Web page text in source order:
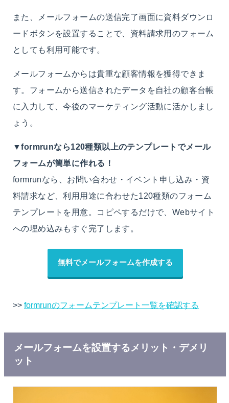
また、メールフォームの送信完了画面に資料ダウンロ
ードボタンを設置することで、資料請求用のフォーム
としても利用可能です。
メールフォームからは貴重な顧客情報を獲得できま
す。フォームから送信されたデータを自社の顧客台帳
に入力して、今後のマーケティング活動に活かしまし
ょう。
▼formrunなら120種類以上のテンプレートでメール
フォームが簡単に作れる！
formrunなら、お問い合わせ・イベント申し込み・資
料請求など、利用用途に合わせた120種類のフォーム
テンプレートを用意。コピペするだけで、Webサイト
への埋め込みもすぐ完了します。
無料でメールフォームを作成する
>> formrunのフォームテンプレート一覧を確認する
メールフォームを設置するメリット・デメリ
ット